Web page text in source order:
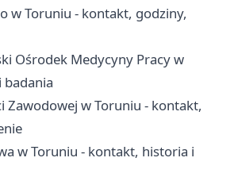
w Toruniu - kontakt, godziny,
Ośrodek Medycyny Pracy w
Zawodowej w Toruniu - kontakt,
w Toruniu - kontakt, historia i